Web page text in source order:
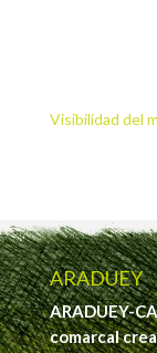
Visibilidad del
ARADUEY
ARADUEY-
comarcal